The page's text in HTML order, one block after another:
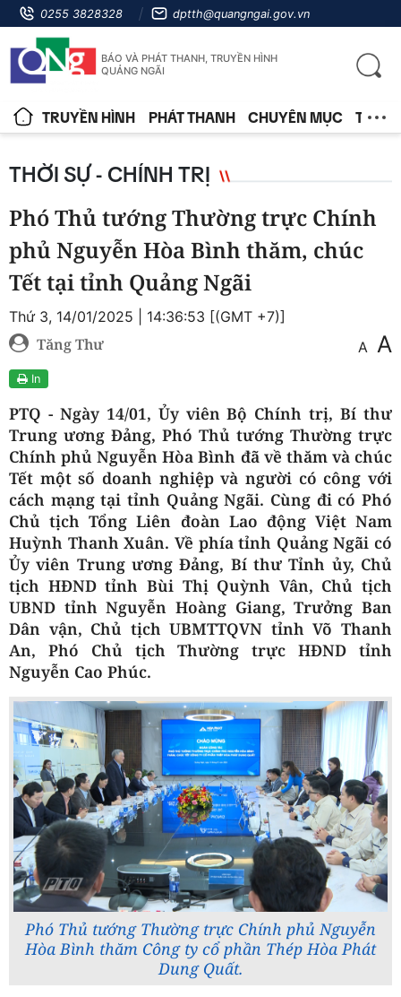
0255 3828328 dptth@quangngai.gov.vn
BÁO VÀ PHÁT THANH, TRUYỀN HÌNH
QUẢNG NGÃI
TRUYỀN HÌNH PHÁT THANH CHUYÊN MỤC TIN
THỜI SỰ - CHÍNH TRỊ
Phó Thủ tướng Thường trực Chính
phủ Nguyễn Hòa Bình thăm, chúc
Tết tại tỉnh Quảng Ngãi
Thứ 3, 14/01/2025 | 14:36:53 [(GMT +7)]
Tăng Thư A A
In
PTQ - Ngày 14/01, Ủy viên Bộ Chính trị, Bí thư
Trung ương Đảng, Phó Thủ tướng Thường trực
Chính phủ Nguyễn Hòa Bình đã về thăm và chúc
Tết một số doanh nghiệp và người có công với
cách mạng tại tỉnh Quảng Ngãi. Cùng đi có Phó
Chủ tịch Tổng Liên đoàn Lao động Việt Nam
Huỳnh Thanh Xuân. Về phía tỉnh Quảng Ngãi có
Ủy viên Trung ương Đảng, Bí thư Tỉnh ủy, Chủ
tịch HĐND tỉnh Bùi Thị Quỳnh Vân, Chủ tịch
UBND tỉnh Nguyễn Hoàng Giang, Trưởng Ban
Dân vận, Chủ tịch UBMTTQVN tỉnh Võ Thanh
An, Phó Chủ tịch Thường trực HĐND tỉnh
Nguyễn Cao Phúc.
Phó Thủ tướng Thường trực Chính phủ Nguyễn
Hòa Bình thăm Công ty cổ phần Thép Hòa Phát
Dung Quất.